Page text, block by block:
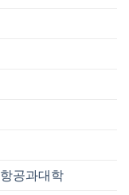
항공과대학